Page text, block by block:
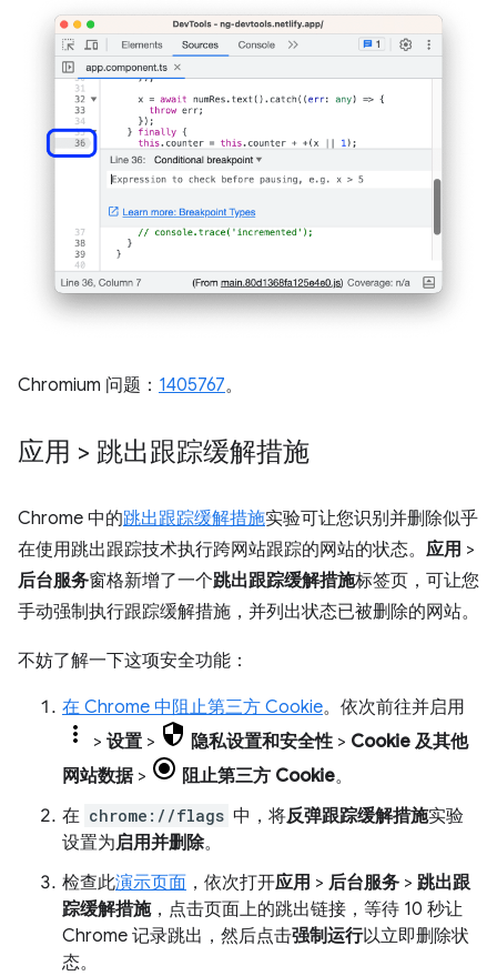
Chromium 问题： 1405767。
应用 > 跳出跟踪缓解措施
Chrome 中的跳出跟踪缓解措施实验可让您识别并删除似乎
在使用跳出跟踪技术执行跨网站跟踪的网站的状态。 应用 >
后台服务窗格新增了一个跳出跟踪缓解措施标签页，可让您
手动强制执行跟踪缓解措施，并列出状态已被删除的网站。
不妨了解一下这项安全功能：
在 Chrome 中阻止第三方 Cookie。依次前往并启用
> 设置 > 隐私设置和安全性> Cookie 及其他
网站数据> 阻止第三方 Cookie。
在 chrome://flags 中，将反弹跟踪缓解措施实验
设置为启用并删除。
检查此演示页面 ，依次打开应用 > 后台服务 > 跳出跟
踪缓解措施，点击页面上的跳出链接，等待 10 秒让
Chrome 记录跳出，然后点击强制运行以立即删除状
态。